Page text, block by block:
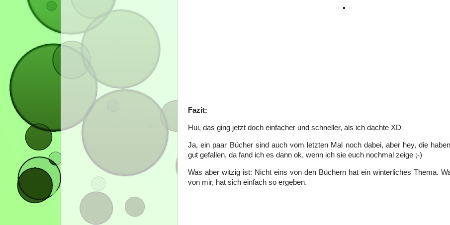
Fazit:
Hui, das ging jetzt doch einfacher und schneller, als ich dachte XD
Ja, ein paar Bücher sind auch vom letzten Mal noch dabei, aber hey, die
gut gefallen, da fand ich es dann ok, wenn ich sie euch nochmal zeige ;-)
Was aber witzig ist: Nicht eins von den Büchern hat ein winterliches Thema.
von mir, hat sich einfach so ergeben.